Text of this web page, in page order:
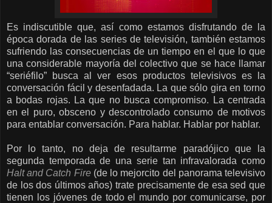
Es indiscutible que, así como estamos disfrutando de la
época dorada de las series de televisión, también estamos
sufriendo las consecuencias de un tiempo en el que lo que
una considerable mayoría del colectivo que se hace llamar
“seriéfilo” busca al ver esos productos televisivos es la
conversación fácil y desenfadada. La que sólo gira en torno
a bodas rojas. La que no busca compromiso. La centrada
en el puro, obsceno y descontrolado consumo de motivos
para entablar conversación. Para hablar. Hablar por hablar.
Por lo tanto, no deja de resultarme paradójico que la
segunda temporada de una serie tan infravalorada como
Halt and Catch Fire (de lo mejorcito del panorama televisivo
de los dos últimos años) trate precisamente de esa sed que
tienen los jóvenes de todo el mundo por comunicarse, por